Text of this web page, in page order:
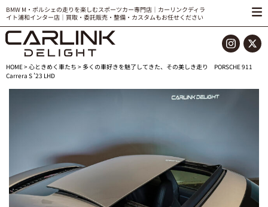
BMW M・ポルシェの走りを楽しむスポーツカー専門店｜カーリンクディラ
イト浦和インター店｜買取・委託販売・整備・カスタムもお任せください
HOME>心ときめく車たち > 多くの車好きを魅了してきた、その美しき走り PORSCHE 911
Carrera S ’23 LHD